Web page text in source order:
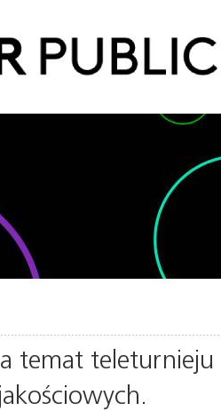
temat teleturnieju